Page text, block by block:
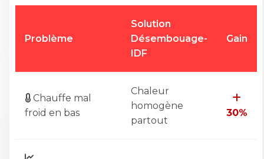
Problème
Solution
Désembouage-
IDF
Gain
Chauffe mal
froid en bas
Chaleur
homogène
partout
30%